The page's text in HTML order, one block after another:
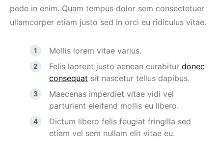
pede in enim. Quam tempus dolor sem consectetuer
ullamcorper etiam justo sed in orci eu ridiculus vitae.
Mollis lorem vitae varius.
Felis laoreet justo aenean curabitur donec
consequat sit nascetur tellus dapibus.
Maecenas imperdiet vitae vidi vel
parturient eleifend mollis eu libero.
Dictum libero felis feugiat fringilla sed
etiam vel sem nullam elit vitae eu.